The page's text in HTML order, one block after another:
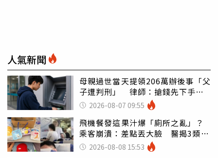
人氣新聞
母親過世當天提領206萬辦後事「父
子遭判刑」 律師：搶錢先下手是
罪 2026-08-07 09:55
飛機餐發這果汁爆「廁所之亂」？
乘客崩潰：差點丟大臉 醫揭3類人
別亂喝
2026-08-08 15:53